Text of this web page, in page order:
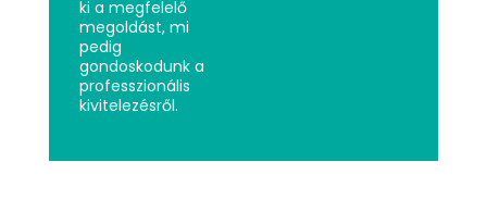
ki a megfelelő
megoldást, mi
pedig
gondoskodunk a
professzionális
kivitelezésről.